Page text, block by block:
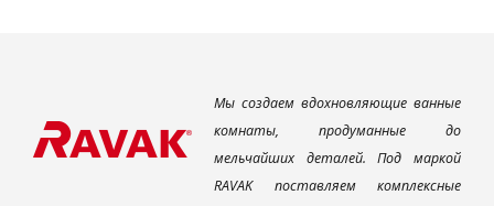
Мы создаем вдохновляющие ванные
комнаты, продуманные до
мельчайших деталей. Под маркой
RAVAK поставляем комплексные